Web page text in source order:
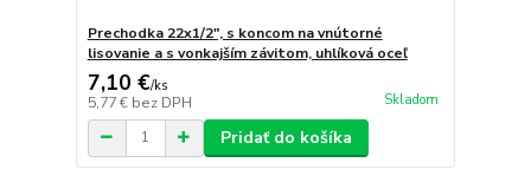
Prechodka 22x1/2", s koncom na vnútorné
lisovanie a s vonkajším závitom, uhlíková oceľ
7,10 €/ks
5,77 € bez DPH Skladom
Pridať do košíka